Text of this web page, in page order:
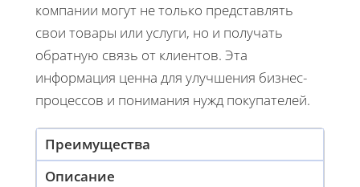
компании могут не только представлять
свои товары или услуги, но и получать
обратную связь от клиентов. Эта
информация ценна для улучшения бизнес-
процессов и понимания нужд покупателей.
Преимущества
Описание